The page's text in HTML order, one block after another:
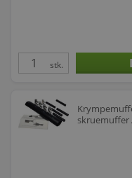
stk.
skruemuffer